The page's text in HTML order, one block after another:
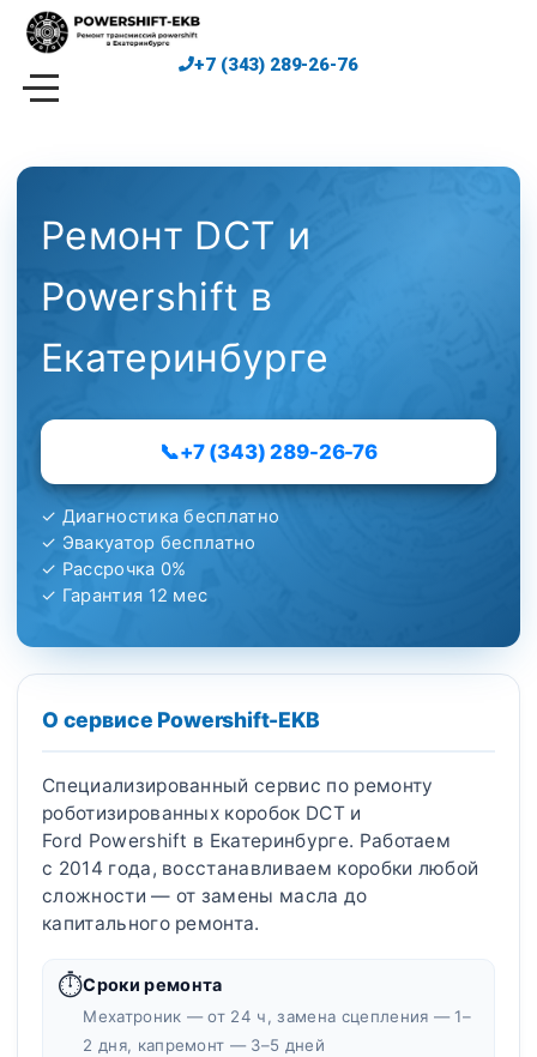
Skip
content
+7 (343) 289-26-76
Ремонт DCT и
Powershift в
Екатеринбурге
📞+7 (343) 289-26-76
✓ Диагностика бесплатно
✓ Эвакуатор бесплатно
✓ Рассрочка 0%
✓ Гарантия 12 мес
О сервисе Powershift-EKB
Специализированный сервис по ремонту
роботизированных коробок DCT и
Ford Powershift в Екатеринбурге. Работаем
с 2014 года, восстанавливаем коробки любой
сложности — от замены масла до
капитального ремонта.
⏱Сроки ремонта
Мехатроник — от 24 ч, замена сцепления — 1–
2 дня, капремонт — 3–5 дней